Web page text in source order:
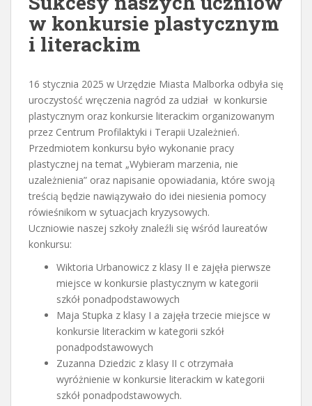
w konkursie plastycznym
i literackim
16 stycznia 2025 w Urzędzie Miasta Malborka odbyła się
uroczystość wręczenia nagród za udział w konkursie
plastycznym oraz konkursie literackim organizowanym
przez Centrum Profilaktyki i Terapii Uzależnień.
Przedmiotem konkursu było wykonanie pracy
plastycznej na temat „Wybieram marzenia, nie
uzależnienia” oraz napisanie opowiadania, które swoją
treścią będzie nawiązywało do idei niesienia pomocy
rówieśnikom w sytuacjach kryzysowych.
Uczniowie naszej szkoły znaleźli się wśród laureatów
konkursu:
Wiktoria Urbanowicz z klasy II e zajęła pierwsze
miejsce w konkursie plastycznym w kategorii
szkół ponadpodstawowych
Maja Stupka z klasy I a zajęła trzecie miejsce w
konkursie literackim w kategorii szkół
ponadpodstawowych
Zuzanna Dziedzic z klasy II c otrzymała
wyróżnienie w konkursie literackim w kategorii
szkół ponadpodstawowych.